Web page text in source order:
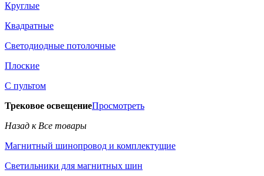
Круглые
Квадратные
Светодиодные потолочные
Плоские
С пультом
Трековое освещениеПросмотреть
Назад к Все товары
Магнитный шинопровод и комплектущие
Светильники для магнитных шин